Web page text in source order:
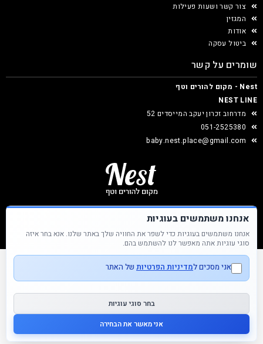
צור קשר ושעות פעילות
המגזין
אודות
ביטול עסקה
שומרים על קשר
Nest - מקום להורים וטף
NEST LINE
מדרחוב זכרון יעקב המייסדים 52
051-2525380
baby.nest.place@gmail.com
Nest &copy כל הזכויות שמורות
אנחנו משתמשים בעוגיות
אנחנו משתמשים בעוגיות כדי לשפר את החוויה שלך באתר שלנו. אנא בחר איזה
סוגי עוגיות אתה מאפשר לנו להשתמש בהם.
אני מסכים למדיניות הפרטיות של האתר
בחר סוגי עוגיות
אני מאשר את הבחירה